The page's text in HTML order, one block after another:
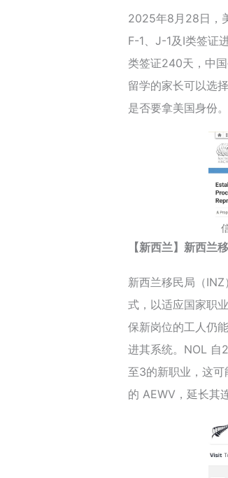
2025年8月28日，
F-1、J-1及I类签证
类签证240天，中
留学的家长可以选
是否要拿美国身份
【新西兰】新西兰
新西兰移民局（
式，以适应国家职
保新岗位的工人仍
进其系统。NOL 自
至3的新职业，这
的 AEWV，延长其